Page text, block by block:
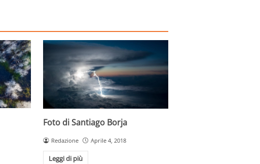
Foto di Santiago Borja
Redazione Aprile 4, 2018
Leggi di più